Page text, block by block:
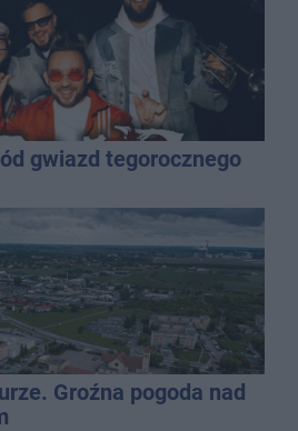
gwiazd tegorocznego
Groźna pogoda nad